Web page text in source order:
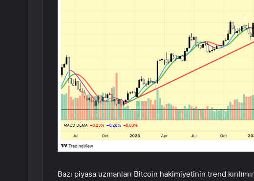
Bazı piyasa uzmanları Bitcoin hakimiyetinin trend